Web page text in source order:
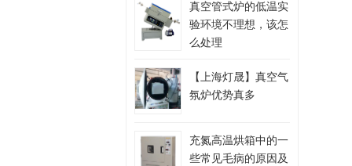
真空管式炉的低温实
验环境不理想，该怎
么处理
【上海灯晟】真空气
氛炉优势真多
充氮高温烘箱中的一
些常见毛病的原因及